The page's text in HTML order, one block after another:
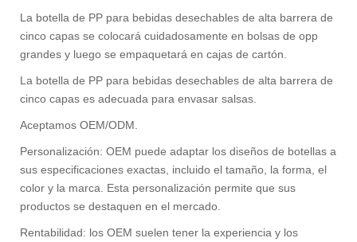
La botella de PP para bebidas desechables de alta barrera de
cinco capas se colocará cuidadosamente en bolsas de opp
grandes y luego se empaquetará en cajas de cartón.
La botella de PP para bebidas desechables de alta barrera de
cinco capas es adecuada para envasar salsas.
Aceptamos OEM/ODM.
Personalización: OEM puede adaptar los diseños de botellas a
sus especificaciones exactas, incluido el tamaño, la forma, el
color y la marca. Esta personalización permite que sus
productos se destaquen en el mercado.
Rentabilidad: los OEM suelen tener la experiencia y los